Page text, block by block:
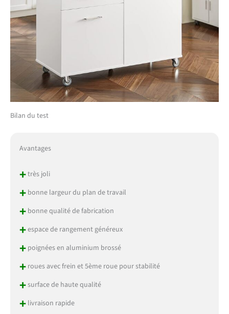
Bilan du test
Avantages
+très joli
+bonne largeur du plan de travail
+bonne qualité de fabrication
+espace de rangement généreux
+poignées en aluminium brossé
+roues avec frein et 5ème roue pour stabilité
+surface de haute qualité
+livraison rapide